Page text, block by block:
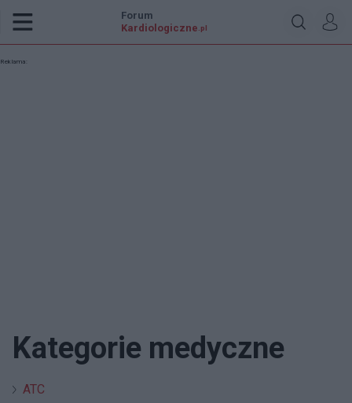
Forum
Kardiologiczne .pl
Reklama:
Kategorie medyczne
ATC